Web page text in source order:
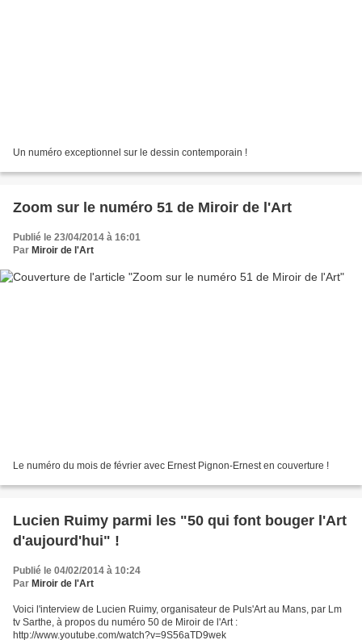
Un numéro exceptionnel sur le dessin contemporain !
Zoom sur le numéro 51 de Miroir de l'Art
Publié le 23/04/2014 à 16:01
Par Miroir de l'Art
Le numéro du mois de février avec Ernest Pignon-Ernest en couverture !
Lucien Ruimy parmi les "50 qui font bouger l'Art
d'aujourd'hui" !
Publié le 04/02/2014 à 10:24
Par Miroir de l'Art
Voici l'interview de Lucien Ruimy, organisateur de Puls'Art au Mans, par Lm
tv Sarthe, à propos du numéro 50 de Miroir de l'Art :
http://www.youtube.com/watch?v=9S56aTD9wek